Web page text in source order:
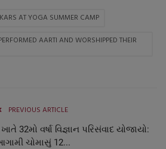
AT YOGA SUMMER CAMP
AARTI AND WORSHIPPED THEIR
PREVIOUS ARTICLE
32મો વર્ષા વિજ્ઞાન પરિસંવાદ યોજાયો:
ચોમાસું 12...